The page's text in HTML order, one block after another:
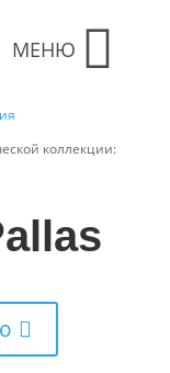
МЕНЮ
коллекции: